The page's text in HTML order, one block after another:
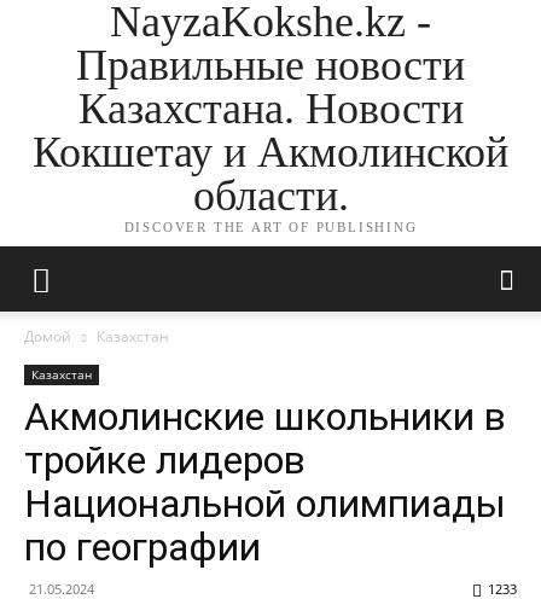
NayzaKokshe.kz -
Правильные новости
Казахстана. Новости
Кокшетау и Акмолинской
области.
DISCOVER THE ART OF PUBLISHING
Домой Казахстан
Казахстан
Акмолинские школьники в
тройке лидеров
Национальной олимпиады
по географии
21.05.2024 1233